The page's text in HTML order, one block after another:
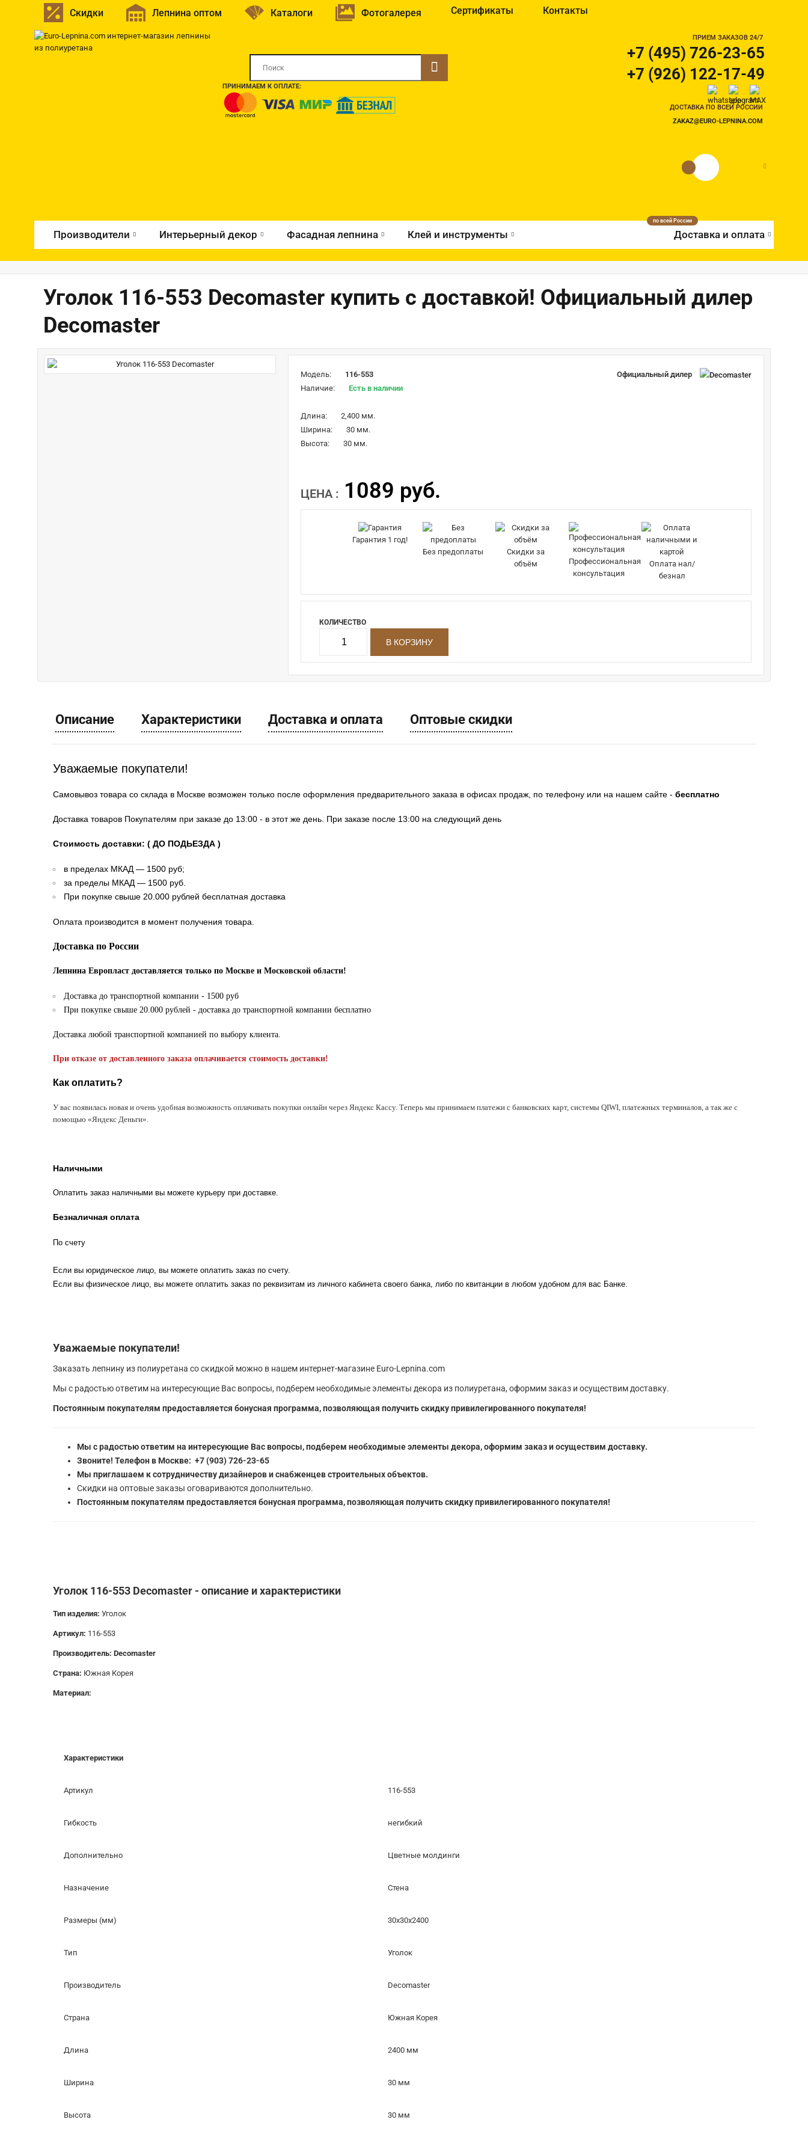
Скидки Лепнина оптом Каталоги Фотогалерея Сертификаты Контакты
ПРИНИМАЕМ К ОПЛАТЕ:
ПРИЕМ ЗАКАЗОВ 24/7
+7 (495) 726-23-65
+7 (926) 122-17-49
ДОСТАВКА ПО ВСЕЙ РОССИИ
ZAKAZ@EURO-LEPNINA.COM
Производители Интерьерный декор Фасадная лепнина Клей и инструменты Доставка и оплата
по всей России
Уголок 116-553 Decomaster купить с доставкой! Официальный дилер
Decomaster
Модель:
116-553
Наличие:
Есть в наличии
Длина:
2,400 мм.
Ширина:
30 мм.
Высота:
30 мм.
Официальный дилер
ЦЕНА : 1089 руб.
Гарантия 1 год!
Без предоплаты
Скидки за
объём
Профессиональная
консультация
Оплата нал/
безнал
КОЛИЧЕСТВО
Описание Характеристики Доставка и оплата Оптовые скидки
Уважаемые покупатели!
Самовывоз товара со склада в Москве возможен только после оформления предварительного заказа в офисах продаж, по телефону или на нашем сайте - бесплатно
Доставка товаров Покупателям при заказе до 13:00 - в этот же день. При заказе после 13:00 на следующий день
Стоимость доставки: ( ДО ПОДЬЕЗДА )
в пределах МКАД — 1500 руб;
за пределы МКАД — 1500 руб.
При покупке свыше 20.000 рублей бесплатная доставка
Оплата производится в момент получения товара.
Доставка по России
Лепнина Европласт доставляется только по Москве и Московской области!
Доставка до транспортной компании - 1500 руб
При покупке свыше 20.000 рублей - доставка до транспортной компании бесплатно
Доставка любой транспортной компанией по выбору клиента.
При отказе от доставленного заказа оплачивается стоимость доставки!
Как оплатить?
У вас появилась новая и очень удобная возможность оплачивать покупки онлайн через Яндекс Кассу. Теперь мы принимаем платежи с банковских карт, системы QIWI, платежных терминалов, а так же с
помощью «Яндекс Деньги».
Наличными
Оплатить заказ наличными вы можете курьеру при доставке.
Безналичная оплата
По счету
Если вы юридическое лицо, вы можете оплатить заказ по счету.
Если вы физическое лицо, вы можете оплатить заказ по реквизитам из личного кабинета своего банка, либо по квитанции в любом удобном для вас Банке.
Уважаемые покупатели!
Заказать лепнину из полиуретана со скидкой можно в нашем интернет-магазине Euro-Lepnina.com
Мы с радостью ответим на интересующие Вас вопросы, подберем необходимые элементы декора из полиуретана, оформим заказ и осуществим доставку.
Постоянным покупателям предоставляется бонусная программа, позволяющая получить скидку привилегированного покупателя!
Мы с радостью ответим на интересующие Вас вопросы, подберем необходимые элементы декора, оформим заказ и осуществим доставку.
Звоните! Телефон в Москве: +7 (903) 726-23-65
Мы приглашаем к сотрудничеству дизайнеров и снабженцев строительных объектов.
Скидки на оптовые заказы оговариваются дополнительно.
Постоянным покупателям предоставляется бонусная программа, позволяющая получить скидку привилегированного покупателя!
Уголок 116-553 Decomaster - описание и характеристики
Тип изделия: Уголок
Артикул: 116-553
Производитель: Decomaster
Страна: Южная Корея
Материал:
Характеристики
Артикул 116-553
Гибкость негибкий
Дополнительно Цветные молдинги
Назначение Стена
Размеры (мм) 30x30x2400
Тип Уголок
Производитель Decomaster
Страна Южная Корея
Длина 2400 мм
Ширина 30 мм
Высота 30 мм